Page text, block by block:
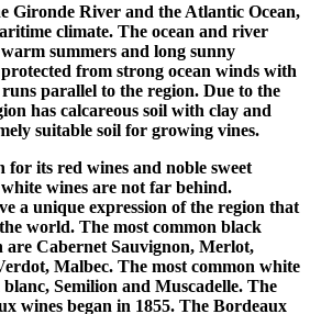
Gironde River and the Atlantic Ocean,
climate. The ocean and river
summers and long sunny
from strong ocean winds with
parallel to the region. Due to the
has calcareous soil with clay and
suitable soil for growing vines.
for its red wines and noble sweet
wines are not far behind.
a unique expression of the region that
world. The most common black
are Cabernet Sauvignon, Merlot,
Malbec. The most common white
Semilion and Muscadelle. The
wines began in 1855. The Bordeaux